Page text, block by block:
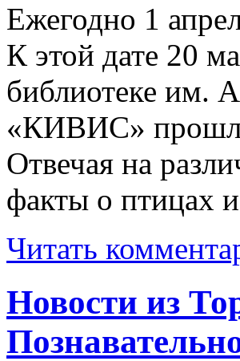
Ежегодно 1
К этой дате 20
библиотеке им.
«КИВИС»
Отвечая на
факты о птицах
Читать
Новости из